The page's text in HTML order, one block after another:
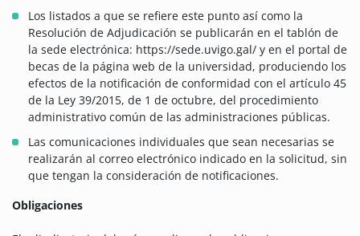
Los listados a que se refiere este punto así como la
Resolución de Adjudicación se publicarán en el tablón de
la sede electrónica: https://sede.uvigo.gal/ y en el portal de
becas de la página web de la universidad, produciendo los
efectos de la notificación de conformidad con el artículo 45
de la Ley 39/2015, de 1 de octubre, del procedimiento
administrativo común de las administraciones públicas.
Las comunicaciones individuales que sean necesarias se
realizarán al correo electrónico indicado en la solicitud, sin
que tengan la consideración de notificaciones.
Obligaciones